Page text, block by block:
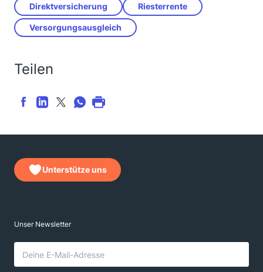
Direktversicherung Riesterrente
Versorgungsausgleich
Teilen
Unterstütze uns